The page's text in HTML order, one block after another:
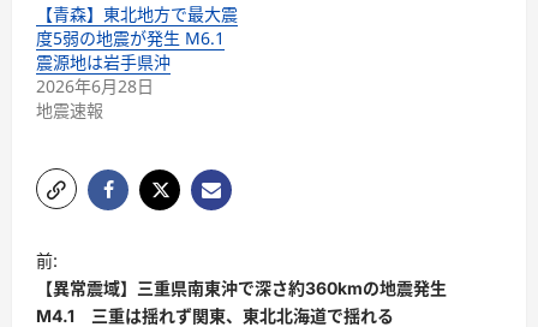
【青森】東北地方で最大震
度5弱の地震が発生 M6.1
震源地は岩手県沖
2026年6月28日
地震速報
前:
【異常震域】三重県南東沖で深さ約360kmの地震発生
M4.1 三重は揺れず関東、東北北海道で揺れる